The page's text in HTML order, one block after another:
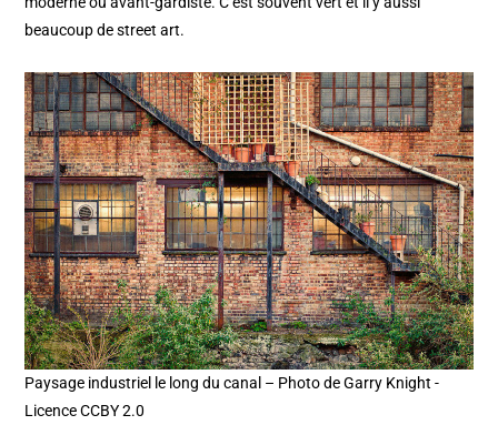
beaucoup de street art.
Paysage industriel le long du canal – Photo de Garry Knight -
Licence CCBY 2.0